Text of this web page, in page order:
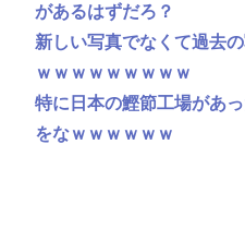
があるはずだろ？
新しい写真でなくて過去
ｗｗｗｗｗｗｗｗｗ
特に日本の鰹節工場があ
をなｗｗｗｗｗｗ